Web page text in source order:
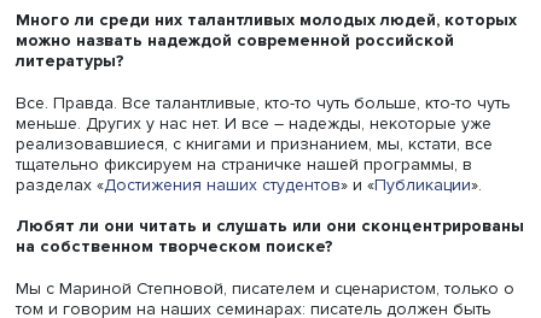
У нас – конкурс портфолио, в него входит
письмо и фрагмент прозы, рецензии или перевода, в
встречаемся на собеседовании и обсуждаем те книги,
которые включены в список для поступающих.
Кто ваши абитуриенты? Можно ли написать их
коллективный портрет или это яркие
В этом году было много претендентов, один другого
журналисты. Случаются и математики, и юристы, и